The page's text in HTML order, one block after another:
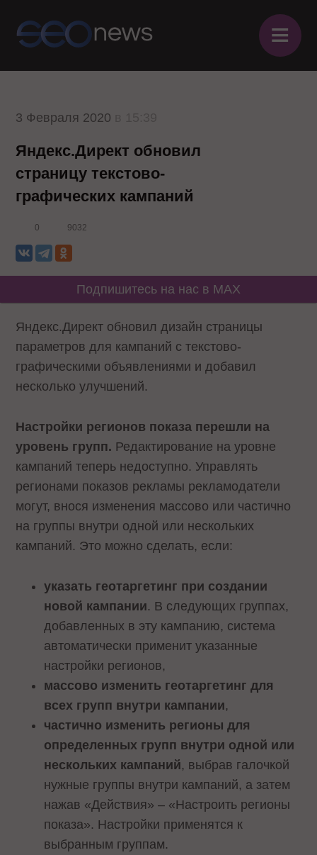
≡
3 Февраля 2020
Яндекс.Директ обновил
страницу текстово-
графических кампаний
0 9032
Подпишитесь на нас в MAX
Яндекс.Директ обновил дизайн страницы
параметров для кампаний с текстово-
графическими объявлениями и добавил
несколько улучшений.
Настройки регионов показа перешли на
уровень групп. Редактирование на уровне
кампаний теперь недоступно. Управлять
регионами показов рекламы рекламодатели
могут, внося изменения массово или частично
на группы внутри одной или нескольких
кампаний. Это можно сделать, если:
указать геотаргетинг при создании
новой кампании. В следующих группах,
добавленных в эту кампанию, система
автоматически применит указанные
настройки регионов,
массово изменить геотаргетинг для
всех групп внутри кампании,
частично изменить регионы для
определенных групп внутри одной или
нескольких кампаний, выбрав галочкой
нужные группы внутри кампаний, а затем
нажав «Действия» – «Настроить регионы
показа». Настройки применятся к
выбранным группам.